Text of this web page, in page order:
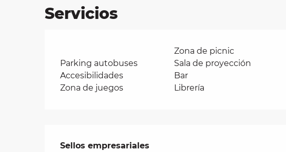
Servicios
Zona de picnic
Parking autobuses
Sala de proyección
Accesibilidades
Bar
Zona de juegos
Librería
Oferta de prestaciones
Sellos empresariales
Sellos empresariales